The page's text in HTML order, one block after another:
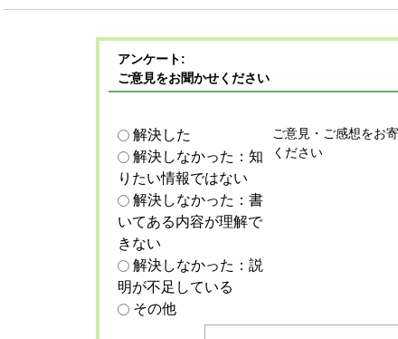
アンケート:
ご意見をお聞かせください
解決した
解決しなかった：知
りたい情報ではない
解決しなかった：書
いてある内容が理解で
きない
解決しなかった：説
明が不足している
その他
ご意見・ご感想をお
ください